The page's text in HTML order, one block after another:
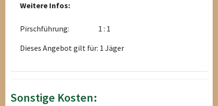
Weitere Infos:
Pirschführung:
1 : 1
Dieses Angebot gilt für: 1 Jäger
Sonstige Kosten: